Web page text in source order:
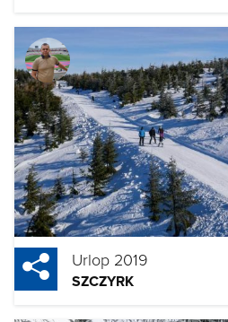
Urlop 2019
SZCZYRK